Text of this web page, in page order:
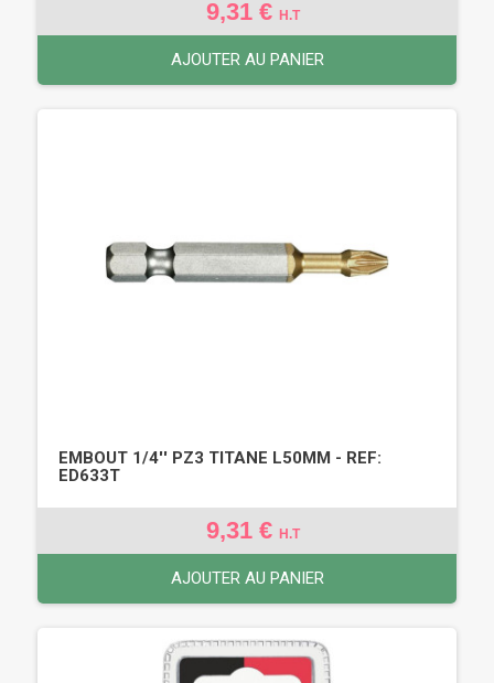
9,31 € H.T
AJOUTER AU PANIER
EMBOUT 1/4'' PZ3 TITANE L50MM - REF:
ED633T
9,31 € H.T
AJOUTER AU PANIER